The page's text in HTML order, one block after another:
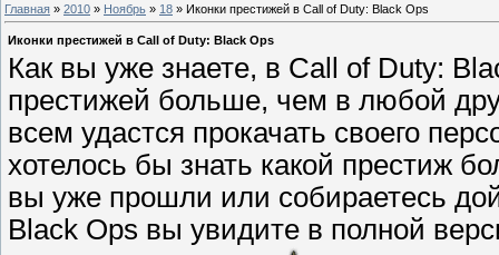
Главная » 2010 » Ноябрь » 18 » Иконки престижей в Call of Duty: Black Ops
Иконки престижей в Call of Duty: Black Ops
Как вы уже знаете, в Call of Duty:
престижей больше, чем в любой
всем удастся прокачать своего
хотелось бы знать какой престиж
вы уже прошли или собираетесь
Black Ops вы увидите в полной